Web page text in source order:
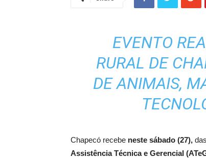
EVENTO
RURAL DE
DE ANIMAIS,
Chapecó recebe neste sábado (27),
Assistência Técnica e Gerencial